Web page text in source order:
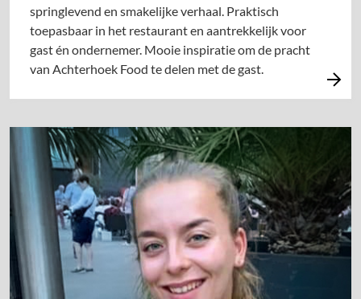
springlevend en smakelijke verhaal. Praktisch
toepasbaar in het restaurant en aantrekkelijk voor
gast én ondernemer. Mooie inspiratie om de pracht
van Achterhoek Food te delen met de gast.